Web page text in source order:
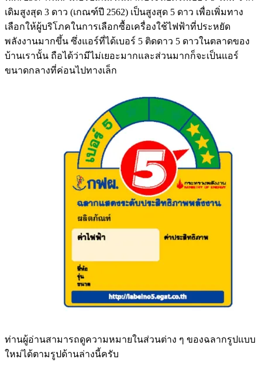
เดิมสูงสุด 3 ดาว (เกณฑ์ปี 2562) เป็นสูงสุด 5 ดาว เพื่อเพิ่มทาง
เลือกให้ผู้บริโภคในการเลือกซื้อเครื่องใช้ไฟฟ้าที่ประหยัด
พลังงานมากขึ้น ซึ่งแอร์ที่ได้เบอร์ 5 ติดดาว 5 ดาวในตลาดของ
บ้านเรานั้น ถือได้ว่ามีไม่เยอะมากและส่วนมากก็จะเป็นแอร์
ขนาดกลางที่ค่อนไปทางเล็ก
ท่านผู้อ่านสามารถดูความหมายในส่วนต่าง ๆ ของฉลากรูปแบบ
ใหม่ได้ตามรูปด้านล่างนี้ครับ